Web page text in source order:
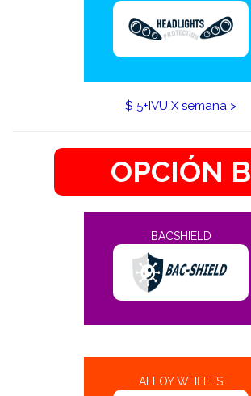
$ 5+IVU X semana >
OPCIÓN B
BACSHIELD
ALLOY WHEELS